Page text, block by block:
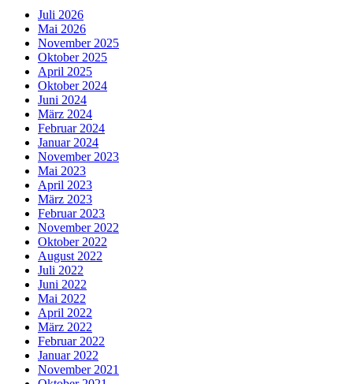
Juli 2026
Mai 2026
November 2025
Oktober 2025
April 2025
Oktober 2024
Juni 2024
März 2024
Februar 2024
Januar 2024
November 2023
Mai 2023
April 2023
März 2023
Februar 2023
November 2022
Oktober 2022
August 2022
Juli 2022
Juni 2022
Mai 2022
April 2022
März 2022
Februar 2022
Januar 2022
November 2021